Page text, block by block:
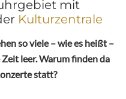
mit
Kulturzentrale
so viele – wie es heißt –
leer. Warum finden da
statt?